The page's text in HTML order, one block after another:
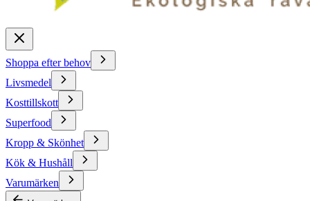
Shoppa efter behov
Livsmedel
Kosttillskott
Superfood
Kropp & Skönhet
Kök & Hushåll
Varumärken